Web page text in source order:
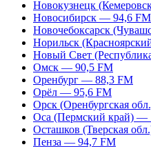
Новокузнецк
Новосибирск — 94,6 FM
Новочебоксарск
Норильск
Новый Свет
Омск — 90,5 FM
Оренбург — 88,3 FM
Орёл — 95,6 FM
Орск (Оренбургская
Оса (Пермский край) —
Осташков (Тверская
Пенза — 94,7 FM